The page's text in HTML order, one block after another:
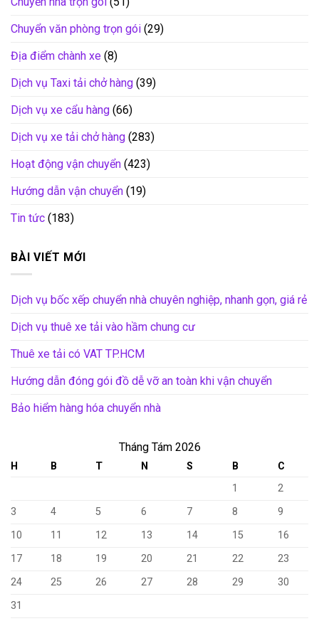
Chuyển văn phòng trọn gói (29)
Địa điểm chành xe (8)
Dịch vụ Taxi tải chở hàng (39)
Dịch vụ xe cẩu hàng (66)
Dịch vụ xe tải chở hàng (283)
Hoạt động vận chuyển (423)
Hướng dẫn vận chuyển (19)
Tin tức (183)
BÀI VIẾT MỚI
Dịch vụ bốc xếp chuyển nhà chuyên nghiệp, nhanh gọn, giá rẻ
Dịch vụ thuê xe tải vào hầm chung cư
Thuê xe tải có VAT TP.HCM
Hướng dẫn đóng gói đồ dễ vỡ an toàn khi vận chuyển
Bảo hiểm hàng hóa chuyển nhà
Tháng Tám 2026
H B T N S B
C
1
2
3
4 5 6 7 8
9
10
11 12 13 14 15
16
17
18 19 20 21 22
23
24
25 26 27 28 29
30
31